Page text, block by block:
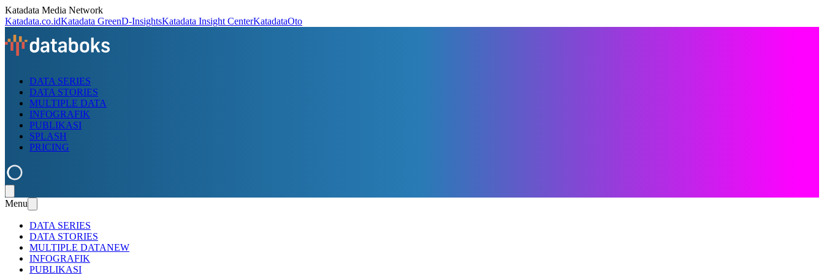
Katadata Media Network
Katadata.co.idKatadata GreenD-InsightsKatadata Insight CenterKatadataOto
DATA SERIES
DATA STORIES
MULTIPLE DATA
INFOGRAFIK
PUBLIKASI
SPLASH
PRICING
Menu
DATA SERIES
DATA STORIES
MULTIPLE DATANEW
INFOGRAFIK
PUBLIKASI